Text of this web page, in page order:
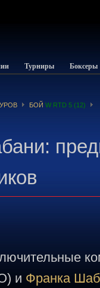
Турниры Боксеры
БОЙ W RTD 5 (12)
и Франка